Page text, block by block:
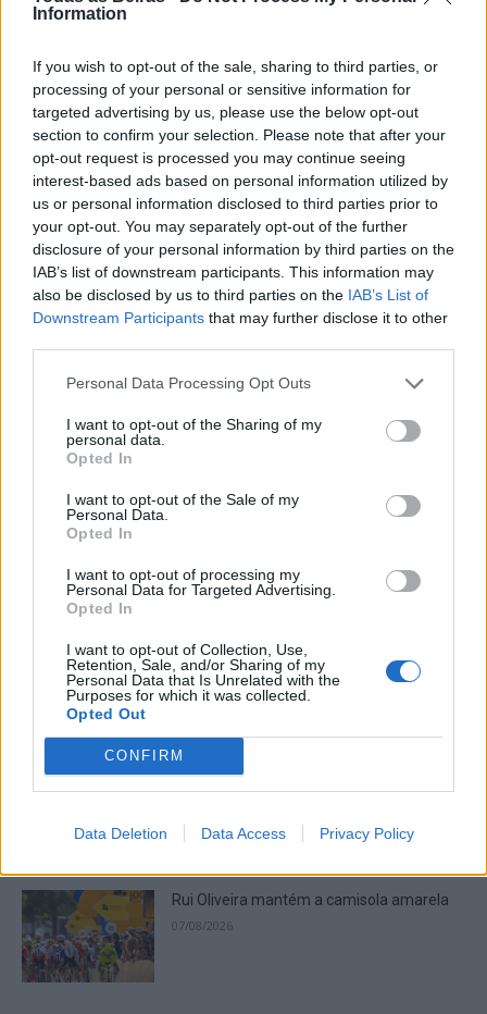
Information
If you wish to opt-out of the sale, sharing to third parties, or
processing of your personal or sensitive information for
targeted advertising by us, please use the below opt-out
section to confirm your selection. Please note that after your
opt-out request is processed you may continue seeing
interest-based ads based on personal information utilized by
us or personal information disclosed to third parties prior to
your opt-out. You may separately opt-out of the further
disclosure of your personal information by third parties on the
IAB’s list of downstream participants. This information may
also be disclosed by us to third parties on the IAB’s List of
Downstream Participants that may further disclose it to other
Personal Data Processing Opt Outs
I want to opt-out of the Sharing of my
personal data.
Opted In
I want to opt-out of the Sale of my
Personal Data.
Opted In
I want to opt-out of processing my
Personal Data for Targeted Advertising.
Opted In
I want to opt-out of Collection, Use,
Retention, Sale, and/or Sharing of my
Personal Data that Is Unrelated with the
Purposes for which it was collected.
Opted Out
CONFIRM
Data Deletion Data Access Privacy Policy
Artigo anterior
PSD da Covilhã perde
tentativa de ver excluídos
dois elementos da lista do
PS
Próximo artigo
André Ventura afirmou que
vai retirar consequências do
caso que envolve João Tilly,
suspeito do crime de
financiamento proibido
Artigos Relacionados
Destaques
Incêndio florestal no concelho de Fornos
de Algodres
07/08/2026
Destaques
Presidente da República considera que a
Feira de São Mateus é um local de
07/08/2026
Cultura
presente na abertura da Feira de São
Mateus
06/08/2026
ARTIGOS MAIS POPULARES
Rui Oliveira mantém a camisola amarela
07/08/2026